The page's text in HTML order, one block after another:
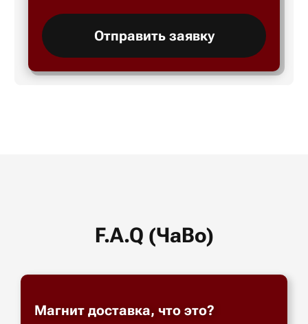
Отправить заявку
F.A.Q (ЧаВо)
Магнит доставка, что это?